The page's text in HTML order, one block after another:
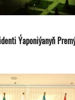
Ýaponiýanyň